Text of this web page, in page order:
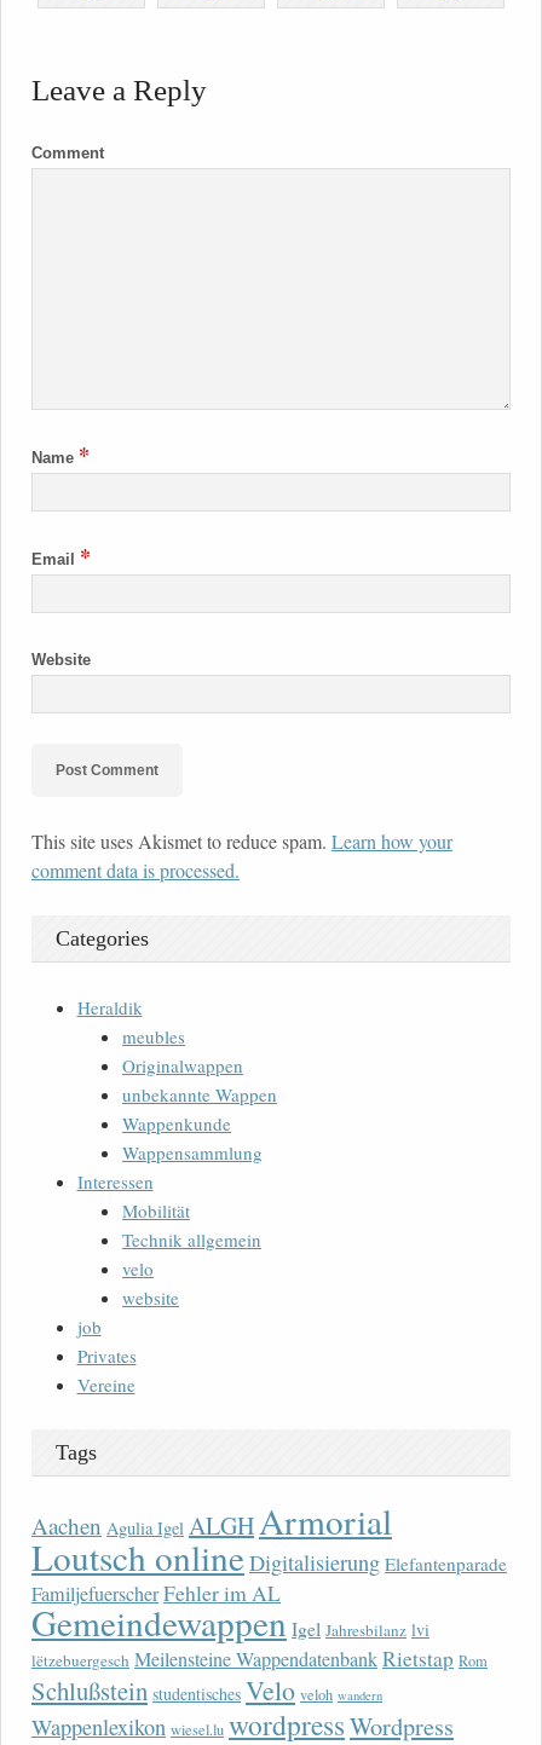
Leave a Reply
Comment
Name *
Email *
Website
This site uses Akismet to reduce spam. Learn how your
comment data is processed.
Categories
Heraldik
meubles
Originalwappen
unbekannte Wappen
Wappenkunde
Wappensammlung
Interessen
Mobilität
Technik allgemein
velo
website
job
Privates
Vereine
Tags
Aachen Agulia Igel ALGH Armorial
Loutsch onlineDigitalisierung Elefantenparade
FamiljefuerscherFehler im AL
Gemeindewappen Igel Jahresbilanz lvi
lëtzebuergesch Meilensteine WappendatenbankRietstap Rom
Schlußstein studentisches Velo veloh wandern
Wappenlexikon wiesel.lu wordpressWordpress